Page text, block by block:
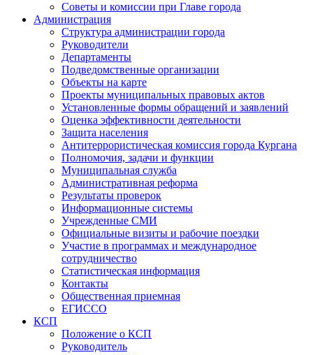
Советы и комиссии при Главе города
Администрация
Структура администрации города
Руководители
Департаменты
Подведомственные организации
Объекты на карте
Проекты муниципальных правовых актов
Установленные формы обращений и заявлений
Оценка эффективности деятельности
Защита населения
Антитеррористическая комиссия города Кургана
Полномочия, задачи и функции
Муниципальная служба
Административная реформа
Результаты проверок
Информационные системы
Учрежденные СМИ
Официальные визиты и рабочие поездки
Участие в программах и международное
сотрудничество
Статистическая информация
Контакты
Общественная приемная
ЕГИССО
КСП
Положение о КСП
Руководитель